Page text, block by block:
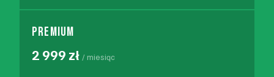
PREMIUM
2 999 zł / miesiąc